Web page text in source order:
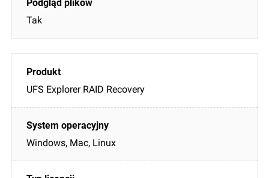
Tak
UFS Explorer RAID Recovery
Windows, Mac, Linux